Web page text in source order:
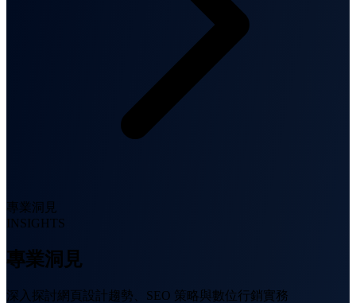
專業洞見
INSIGHTS
專業洞見
深入探討網頁設計趨勢、SEO 策略與數位行銷實務